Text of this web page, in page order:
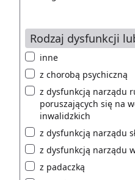
Rodzaj dysfunkcji
inne
z chorobą psychiczną
z dysfunkcją narządu
poruszających się na
inwalidzkich
z dysfunkcją narządu
z dysfunkcją narządu
z padaczką